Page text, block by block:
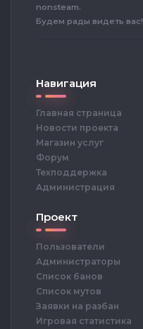
nonsteam.
Будем рады видеть вас!
Навигация
Главная страница
Новости проекта
Магазин услуг
Форум
Техподдержка
Администрация
Проект
Пользователи
Администраторы
Список банов
Список мутов
Заявки на разбан
Игровая статистика